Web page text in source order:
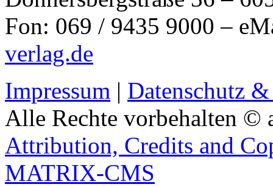
Fon: 069 / 9435 9000 –
verlag.de
Impressum | Datenschutz
Alle Rechte vorbehalten ©
Attribution, Credits and
MATRIX-CMS